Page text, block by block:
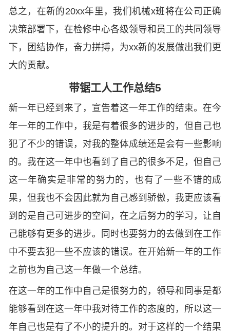
总之，在新的20xx年里，我们机械x班将在公司正确
决策部署下，在检修中心各级领导和员工的共同领导
下，团结协作，奋力拼搏，为xx新的发展做出我们更
大的贡献。
带锯工人工作总结5
新一年已经到来了，宣告着这一年工作的结束。在今
年一年的工作中，我是有着很多的进步的，但自己也
犯了不少的错误，对我的整体成绩还是会有一些影响
的。我在这一年中也看到了自己的很多不足，但自己
这一年确实是非常的努力的，也有了一些不错的成
果，但我也不会因此就为自己感到骄傲，我更应该看
到的是自己可进步的空间，在之后努力的学习，让自
己能够有更多的进步。同时也要努力的去做到在工作
中不要去犯一些不应该的错误。在开始新一年的工作
之前也为自己这一年做一个总结。
在这一年的工作中自己是很努力的，领导和同事是都
能够看到在这一年中我对待工作的态度的，所以这一
年自己也是有了不小的提升的。对于这样的一个结果